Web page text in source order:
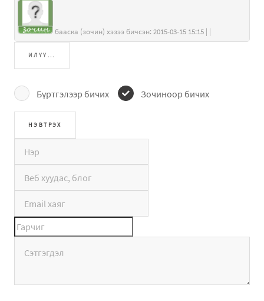
бааска (зочин) хэзээ бичсэн: 2015-03-15 15:15 | |
ИЛҮҮ...
Бүртгэлээр бичих Зочиноор бичих